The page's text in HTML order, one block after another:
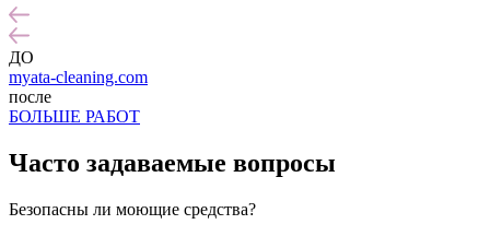
ДО
myata-cleaning.com
после
БОЛЬШЕ РАБОТ
Часто задаваемые вопросы
Безопасны ли моющие средства?